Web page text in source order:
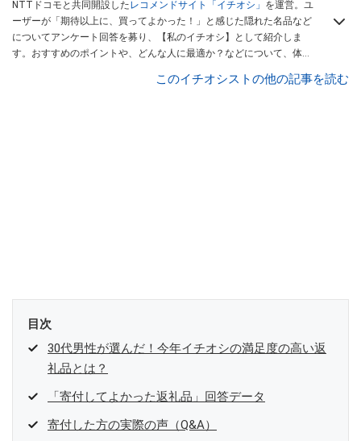
NTTドコモと共同開設したレコメンドサイト「イチオシ」 を運営。ユ
ーザーが「期待以上に、買ってよかった！」と感じた隠れた名品など
についてアンケート回答を募り、【私のイチオシ】として紹介しま
す。おすすめのポイントや、どんな人に最適か？などについて、体験
このイチオシストの他の記事を読む
目次
30代男性が選んだ！今年イチオシの満足度の高い返
礼品とは？
「寄付してよかった返礼品」回答データ
寄付した方の実際の声（Q&A）